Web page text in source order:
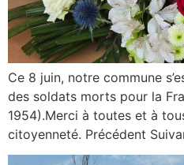
Ce 8 juin, notre commune
des soldats morts pour la
1954).Merci à toutes et à
citoyenneté. Précédent